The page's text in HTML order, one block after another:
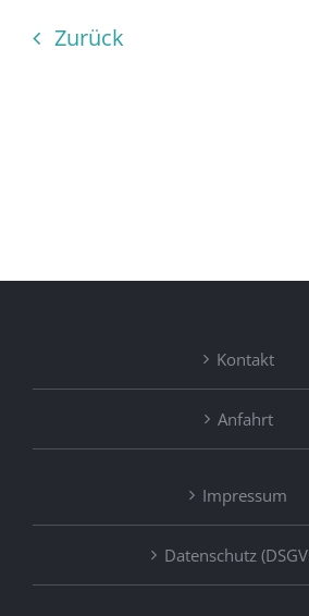
Zurück
Kontakt
Anfahrt
Impressum
Datenschutz